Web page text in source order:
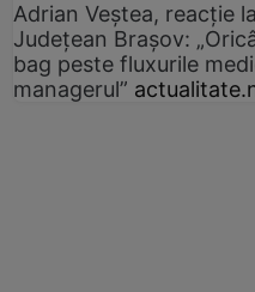
Adrian Veștea, reacție
Județean Brașov:
bag peste fluxurile
managerul”